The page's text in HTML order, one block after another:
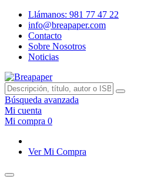
Llámanos: 981 77 47 22
info@breapaper.com
Contacto
Sobre Nosotros
Noticias
Búsqueda avanzada
Mi cuenta
Mi compra 0
Ver Mi Compra